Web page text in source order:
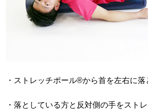
・ストレッチポール®から首を左右に落
・落としている方と反対側の手をスト